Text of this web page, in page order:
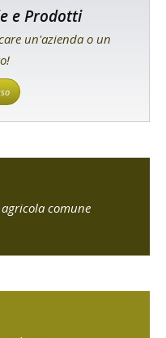
e Prodotti
un'azienda o un
comune